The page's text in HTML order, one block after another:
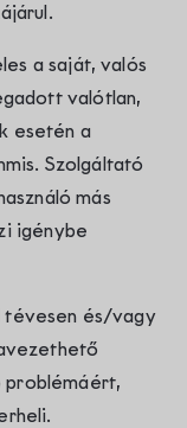
a saját, valós
valótlan,
esetén a
Szolgáltató
más
igénybe
tévesen és/vagy
problémáért,